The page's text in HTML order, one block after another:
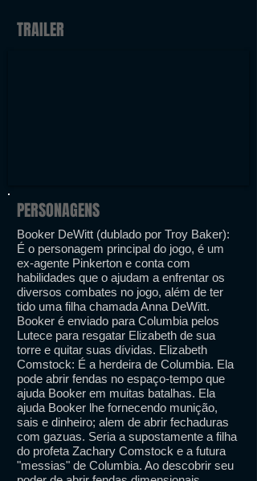
TRAILER
PERSONAGENS
Booker DeWitt (dublado por Troy Baker):
É o personagem principal do jogo, é um
ex-agente Pinkerton e conta com
habilidades que o ajudam a enfrentar os
diversos combates no jogo, além de ter
tido uma filha chamada Anna DeWitt.
Booker é enviado para Columbia pelos
Lutece para resgatar Elizabeth de sua
torre e quitar suas dívidas. Elizabeth
Comstock: É a herdeira de Columbia. Ela
pode abrir fendas no espaço-tempo que
ajuda Booker em muitas batalhas. Ela
ajuda Booker lhe fornecendo munição,
sais e dinheiro; alem de abrir fechaduras
com gazuas. Seria a supostamente a filha
do profeta Zachary Comstock e a futura
"messias" de Columbia. Ao descobrir seu